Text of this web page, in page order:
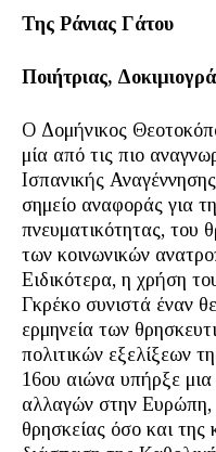
Της Ράνιας Γάτου
Ποιήτριας,
Ο Δομήνικος
μία από τις πιο
Ισπανικής
σημείο αναφοράς για
πνευματικότητας, του
των κοινωνικών
Ειδικότερα, η χρήση
Γκρέκο συνιστά έναν
ερμηνεία των
πολιτικών εξελίξεων
16ου αιώνα υπήρξε μια
αλλαγών στην Ευρώπη,
θρησκείας όσο και